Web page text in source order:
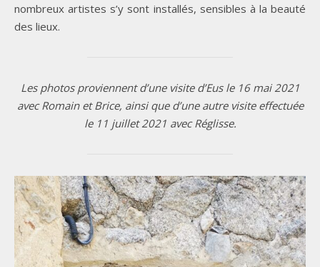
nombreux artistes s’y sont installés, sensibles à la beauté
des lieux.
Les photos proviennent d’une visite d’Eus le 16 mai 2021
avec Romain et Brice, ainsi que d’une autre visite effectuée
le 11 juillet 2021 avec Réglisse.